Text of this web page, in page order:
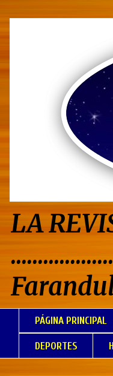
LA
PÁGINA PRINCIPAL
DEPORTES